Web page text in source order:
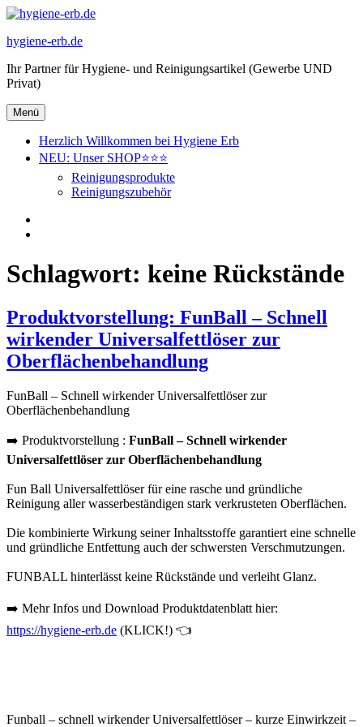
Zum
springen
hygiene-erb.de
Ihr Partner für Hygiene- und Reinigungsartikel (Gewerbe UND
Privat)
Menü
Herzlich Willkommen bei Hygiene Erb
NEU: Unser SHOP⭐⭐⭐
Reinigungsprodukte
Reinigungszubehör
Hygiene
Erb
SHOP⭐⭐⭐
Schlagwort: keine Rückstände
Produktvorstellung: FunBall – Schnell
wirkender Universalfettlöser zur
Oberflächenbehandlung
FunBall – Schnell wirkender Universalfettlöser zur
Oberflächenbehandlung
➡️ Produktvorstellung : FunBall – Schnell wirkender
Universalfettlöser zur Oberflächenbehandlung
Fun Ball Universalfettlöser für eine rasche und gründliche
Reinigung aller wasserbeständigen stark verkrusteten Oberflächen.
Die kombinierte Wirkung seiner Inhaltsstoffe garantiert eine schnelle
und gründliche Entfettung auch der schwersten Verschmutzungen.
FUNBALL hinterlässt keine Rückstände und verleiht Glanz.
➡️ Mehr Infos und Download Produktdatenblatt hier:
https://hygiene-erb.de (KLICK!) 👈
Funball – schnell wirkender Universalfettlöser – kurze Einwirkzeit –